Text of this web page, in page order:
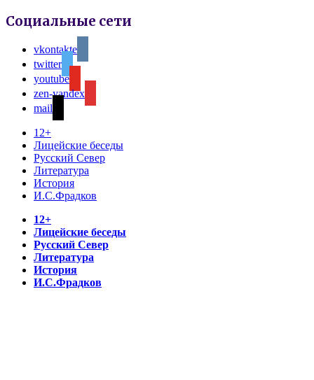
Социальные сети
vkontakte
twitter
youtube
zen-yandex
mail
12+
Лицейские беседы
Русский Север
Литература
История
И.С.Фрадков
12+
Лицейские беседы
Русский Север
Литература
История
И.С.Фрадков